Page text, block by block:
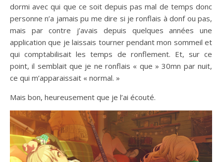
dormi avec qui que ce soit depuis pas mal de temps donc
personne n’a jamais pu me dire si je ronflais à donf ou pas,
mais par contre j’avais depuis quelques années une
application que je laissais tourner pendant mon sommeil et
qui comptabilisait les temps de ronflement. Et, sur ce
point, il semblait que je ne ronflais « que » 30mn par nuit,
ce qui m’apparaissait « normal. »
Mais bon, heureusement que je l’ai écouté.